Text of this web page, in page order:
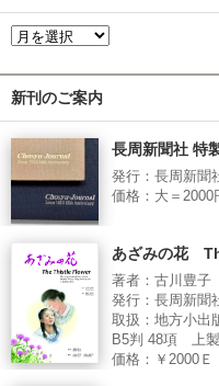
新刊のご案内
長周新聞社 特
発行：長周新聞
価格：大＝2000
あざみの花
著者：古川豊子
発行：長周新聞
取扱：地方小出
B5判 48項 上
価格：￥2000Ｅ